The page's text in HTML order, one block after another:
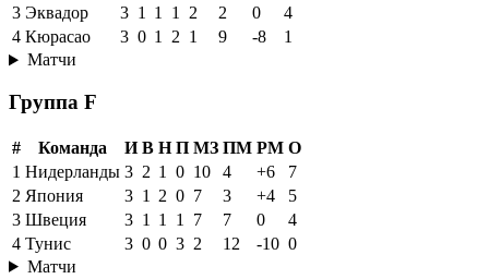
3 Эквадор 3 1 1 1 2 2 0
4
4 Кюрасао 3 0 1 2 1 9 -8
1
Матчи
Группа F
# Команда И В Н П МЗ ПМ РМ О
1 Нидерланды 3 2 1 0 10 4 +6
7
2 Япония 3 1 2 0 7 3 +4
5
3 Швеция 3 1 1 1 7 7 0
4
4 Тунис 3 0 0 3 2 12 -10 0
Матчи